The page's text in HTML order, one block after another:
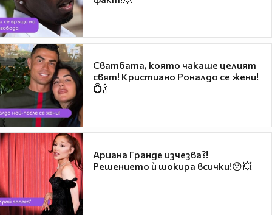
Сватбата, която чакаше целият
свят! Кристиано Роналдо се жени!
💍🍾
Ариана Гранде изчезва?!
Решението ѝ шокира всички!😯💥